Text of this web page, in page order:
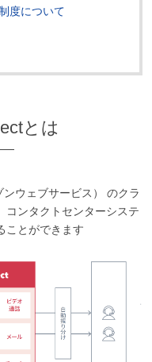
度について
とは
ウェブサービス） のクラ
コンタクトセンターシステ
ことができます